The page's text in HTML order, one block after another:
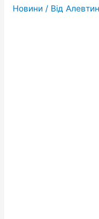
Новини / Від